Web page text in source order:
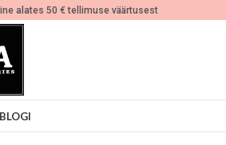
alates 50 € tellimuse väärtusest
BLOGI